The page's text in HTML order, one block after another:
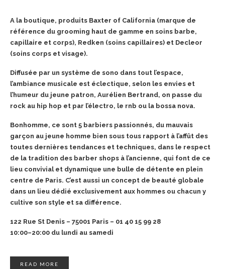
A la boutique, produits Baxter of California (marque de
référence du grooming haut de gamme en soins barbe,
capillaire et corps), Redken (soins capillaires) et Decleor
(soins corps et visage).
Diffusée par un système de sono dans tout l’espace,
l’ambiance musicale est éclectique, selon les envies et
l’humeur du jeune patron, Aurélien Bertrand, on passe du
rock au hip hop et par l’électro, le rnb ou la bossa nova.
Bonhomme, ce sont 5 barbiers passionnés, du mauvais
garçon au jeune homme bien sous tous rapport à l’affût des
toutes dernières tendances et techniques, dans le respect
de la tradition des barber shops à l’ancienne, qui font de ce
lieu convivial et dynamique une bulle de détente en plein
centre de Paris. C’est aussi un concept de beauté globale
dans un lieu dédié exclusivement aux hommes ou chacun y
cultive son style et sa différence.
122 Rue St Denis – 75001 Paris – 01 40 15 99 28
10:00–20:00 du lundi au samedi
READ MORE